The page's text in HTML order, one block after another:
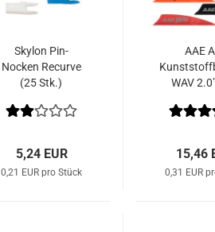
Skylon Pin-
Nocken Recurve
(25 Stk.)
5,24 EUR
0,21 EUR pro Stück
AAE
WAV
15,46
0,31 EUR